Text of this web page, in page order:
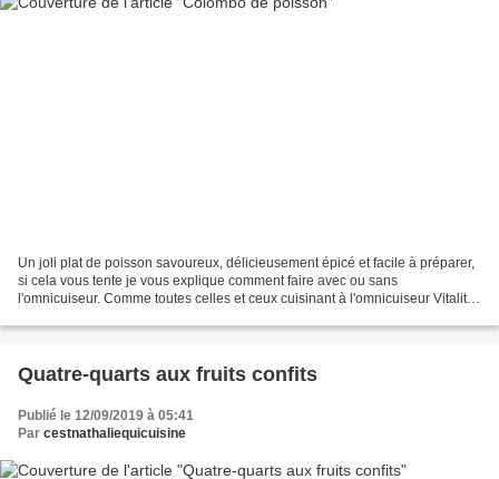
Un joli plat de poisson savoureux, délicieusement épicé et facile à préparer,
si cela vous tente je vous explique comment faire avec ou sans
l'omnicuiseur. Comme toutes celles et ceux cuisinant à l'omnicuiseur Vitalité,
Quatre-quarts aux fruits confits
Publié le 12/09/2019 à 05:41
Par cestnathaliequicuisine